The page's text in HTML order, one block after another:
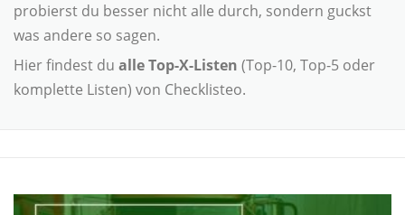
probierst du besser nicht alle durch, sondern guckst
was andere so sagen.
Hier findest du alle Top-X-Listen (Top-10, Top-5 oder
komplette Listen) von Checklisteo.